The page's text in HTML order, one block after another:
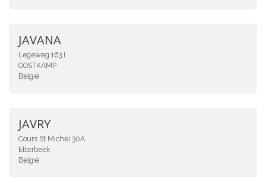
JAVANA
Legeweg 163 I
OOSTKAMP
België
JAVRY
Cours St Michel 30A
Etterbeek
België